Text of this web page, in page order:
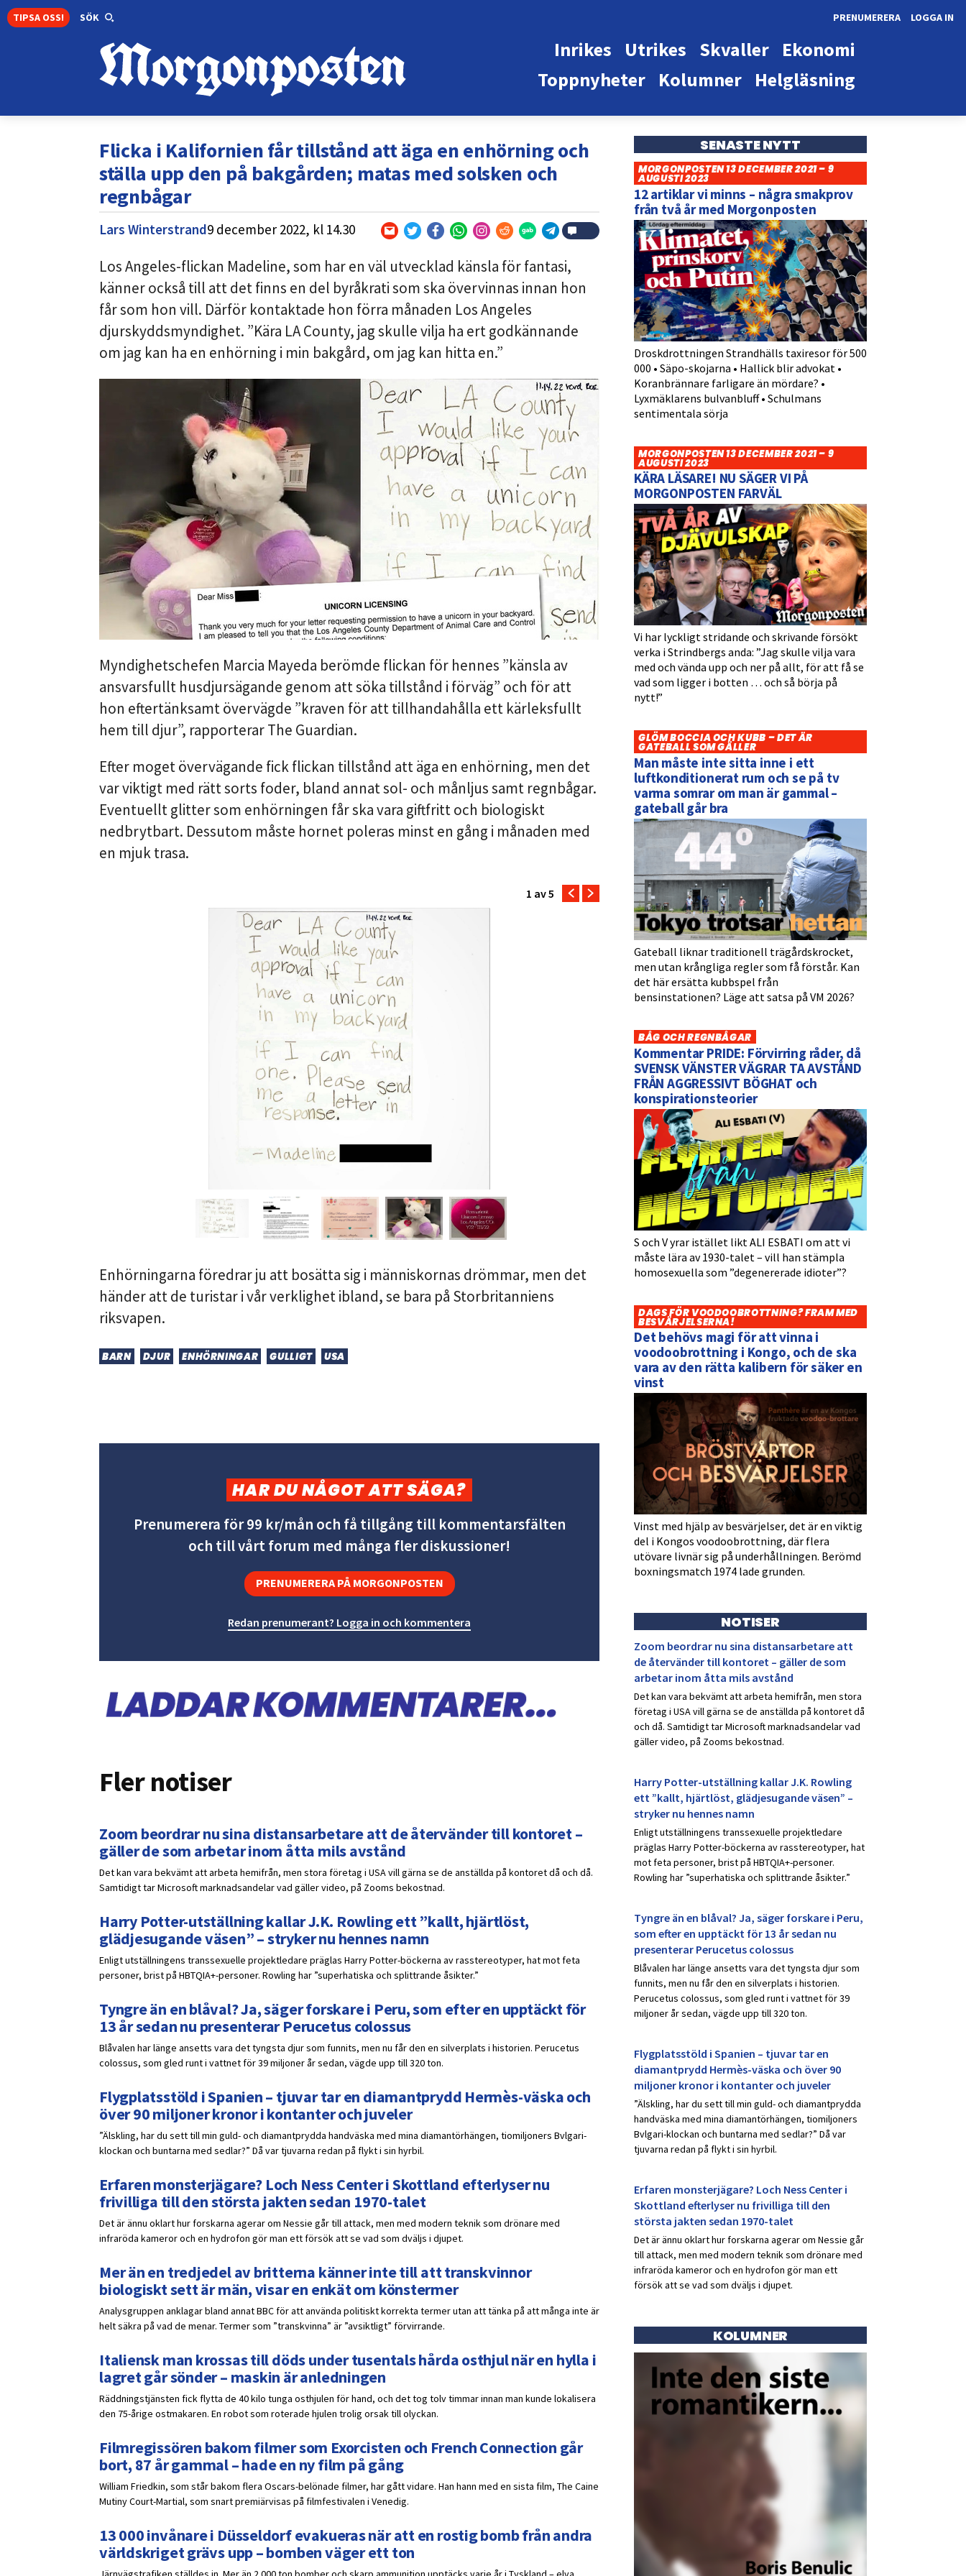
TIPSA OSS! SÖK LOGGA IN
PRENUMERERA
Ekonomi
Skvaller
Utrikes
Inrikes
Helgläsning
Kolumner
Toppnyheter
Flicka i Kalifornien får tillstånd att äga en enhörning och
ställa upp den på bakgården; matas med solsken och
regnbågar
Lars Winterstrand9 december 2022, kl 14.30
Los Angeles-flickan Madeline, som har en väl utvecklad känsla för fantasi,
känner också till att det finns en del byråkrati som ska övervinnas innan hon
får som hon vill. Därför kontaktade hon förra månaden Los Angeles
djurskyddsmyndighet. ”Kära LA County, jag skulle vilja ha ert godkännande
om jag kan ha en enhörning i min bakgård, om jag kan hitta en.”
Myndighetschefen Marcia Mayeda berömde flickan för hennes ”känsla av
ansvarsfullt husdjursägande genom att söka tillstånd i förväg” och för att
hon eftertänksamt övervägde ”kraven för att tillhandahålla ett kärleksfullt
hem till djur”, rapporterar The Guardian.
Efter moget övervägande fick flickan tillstånd att äga en enhörning, men det
var viktigt med rätt sorts foder, bland annat sol- och månljus samt regnbågar.
Eventuellt glitter som enhörningen får ska vara giftfritt och biologiskt
nedbrytbart. Dessutom måste hornet poleras minst en gång i månaden med
en mjuk trasa.
1 av 5
Enhörningarna föredrar ju att bosätta sig i människornas drömmar, men det
händer att de turistar i vår verklighet ibland, se bara på Storbritanniens
riksvapen.
BARN DJUR ENHÖRNINGAR GULLIGT USA
HAR DU NÅGOT ATT SÄGA?
Prenumerera för 99 kr/mån och få tillgång till kommentarsfälten
och till vårt forum med många fler diskussioner!
PRENUMERERA PÅ MORGONPOSTEN
Redan prenumerant? Logga in och kommentera
Fler notiser
Zoom beordrar nu sina distansarbetare att de återvänder till kontoret –
gäller de som arbetar inom åtta mils avstånd
Det kan vara bekvämt att arbeta hemifrån, men stora företag i USA vill gärna se de anställda på kontoret då och då.
Samtidigt tar Microsoft marknadsandelar vad gäller video, på Zooms bekostnad.
Harry Potter-utställning kallar J.K. Rowling ett ”kallt, hjärtlöst,
glädjesugande väsen” – stryker nu hennes namn
Enligt utställningens transsexuelle projektledare präglas Harry Potter-böckerna av rasstereotyper, hat mot feta
personer, brist på HBTQIA+-personer. Rowling har ”superhatiska och splittrande åsikter.”
Tyngre än en blåval? Ja, säger forskare i Peru, som efter en upptäckt för
13 år sedan nu presenterar Perucetus colossus
Blåvalen har länge ansetts vara det tyngsta djur som funnits, men nu får den en silverplats i historien. Perucetus
colossus, som gled runt i vattnet för 39 miljoner år sedan, vägde upp till 320 ton.
Flygplatsstöld i Spanien – tjuvar tar en diamantprydd Hermès-väska och
över 90 miljoner kronor i kontanter och juveler
”Älskling, har du sett till min guld- och diamantprydda handväska med mina diamantörhängen, tiomiljoners Bvlgari-
klockan och buntarna med sedlar?” Då var tjuvarna redan på flykt i sin hyrbil.
Erfaren monsterjägare? Loch Ness Center i Skottland efterlyser nu
frivilliga till den största jakten sedan 1970-talet
Det är ännu oklart hur forskarna agerar om Nessie går till attack, men med modern teknik som drönare med
infraröda kameror och en hydrofon gör man ett försök att se vad som dväljs i djupet.
Mer än en tredjedel av britterna känner inte till att transkvinnor
biologiskt sett är män, visar en enkät om könstermer
Analysgruppen anklagar bland annat BBC för att använda politiskt korrekta termer utan att tänka på att många inte är
helt säkra på vad de menar. Termer som ”transkvinna” är ”avsiktligt” förvirrande.
Italiensk man krossas till döds under tusentals hårda osthjul när en hylla i
lagret går sönder – maskin är anledningen
Räddningstjänsten fick flytta de 40 kilo tunga osthjulen för hand, och det tog tolv timmar innan man kunde lokalisera
den 75-årige ostmakaren. En robot som roterade hjulen trolig orsak till olyckan.
Filmregissören bakom filmer som Exorcisten och French Connection går
bort, 87 år gammal – hade en ny film på gång
William Friedkin, som står bakom flera Oscars-belönade filmer, har gått vidare. Han hann med en sista film, The Caine
Mutiny Court-Martial, som snart premiärvisas på filmfestivalen i Venedig.
13 000 invånare i Düsseldorf evakueras när att en rostig bomb från andra
världskriget grävs upp – bomben väger ett ton
SENASTE NYTT
MORGONPOSTEN 13 DECEMBER 2021 – 9
AUGUSTI 2023
12 artiklar vi minns – några smakprov
från två år med Morgonposten
Droskdrottningen Strandhälls taxiresor för 500
000 • Säpo-skojarna • Hallick blir advokat •
Koranbrännare farligare än mördare? •
Lyxmäklarens bulvanbluff • Schulmans
sentimentala sörja
MORGONPOSTEN 13 DECEMBER 2021 – 9
AUGUSTI 2023
KÄRA LÄSARE! NU SÄGER VI PÅ
MORGONPOSTEN FARVÄL
Vi har lyckligt stridande och skrivande försökt
verka i Strindbergs anda: ”Jag skulle vilja vara
med och vända upp och ner på allt, för att få se
vad som ligger i botten … och så börja på
nytt!”
GLÖM BOCCIA OCH KUBB – DET ÄR
GATEBALL SOM GÄLLER
Man måste inte sitta inne i ett
luftkonditionerat rum och se på tv
varma somrar om man är gammal –
gateball går bra
Gateball liknar traditionell trägårdskrocket,
men utan krångliga regler som få förstår. Kan
det här ersätta kubbspel från
bensinstationen? Läge att satsa på VM 2026?
BÅG OCH REGNBÅGAR
Kommentar PRIDE: Förvirring råder, då
SVENSK VÄNSTER VÄGRAR TA AVSTÅND
FRÅN AGGRESSIVT BÖGHAT och
konspirationsteorier
S och V yrar istället likt ALI ESBATI om att vi
måste lära av 1930-talet – vill han stämpla
homosexuella som ”degenererade idioter”?
DAGS FÖR VOODOOBROTTNING? FRAM MED
BESVÄRJELSERNA!
Det behövs magi för att vinna i
voodoobrottning i Kongo, och de ska
vara av den rätta kalibern för säker en
vinst
Vinst med hjälp av besvärjelser, det är en viktig
del i Kongos voodoobrottning, där flera
utövare livnär sig på underhållningen. Berömd
boxningsmatch 1974 lade grunden.
NOTISER
Zoom beordrar nu sina distansarbetare att
de återvänder till kontoret – gäller de som
arbetar inom åtta mils avstånd
Det kan vara bekvämt att arbeta hemifrån, men stora
företag i USA vill gärna se de anställda på kontoret då
och då. Samtidigt tar Microsoft marknadsandelar vad
gäller video, på Zooms bekostnad.
Harry Potter-utställning kallar J.K. Rowling
ett ”kallt, hjärtlöst, glädjesugande väsen” –
stryker nu hennes namn
Enligt utställningens transsexuelle projektledare
präglas Harry Potter-böckerna av rasstereotyper, hat
mot feta personer, brist på HBTQIA+-personer.
Rowling har ”superhatiska och splittrande åsikter.”
Tyngre än en blåval? Ja, säger forskare i Peru,
som efter en upptäckt för 13 år sedan nu
presenterar Perucetus colossus
Blåvalen har länge ansetts vara det tyngsta djur som
funnits, men nu får den en silverplats i historien.
Perucetus colossus, som gled runt i vattnet för 39
miljoner år sedan, vägde upp till 320 ton.
Flygplatsstöld i Spanien – tjuvar tar en
diamantprydd Hermès-väska och över 90
miljoner kronor i kontanter och juveler
”Älskling, har du sett till min guld- och diamantprydda
handväska med mina diamantörhängen, tiomiljoners
Bvlgari-klockan och buntarna med sedlar?” Då var
tjuvarna redan på flykt i sin hyrbil.
Erfaren monsterjägare? Loch Ness Center i
Skottland efterlyser nu frivilliga till den
största jakten sedan 1970-talet
Det är ännu oklart hur forskarna agerar om Nessie går
till attack, men med modern teknik som drönare med
infraröda kameror och en hydrofon gör man ett
försök att se vad som dväljs i djupet.
KOLUMNER